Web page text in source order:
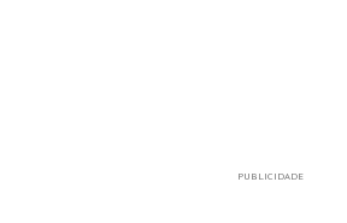
PUBLICIDADE